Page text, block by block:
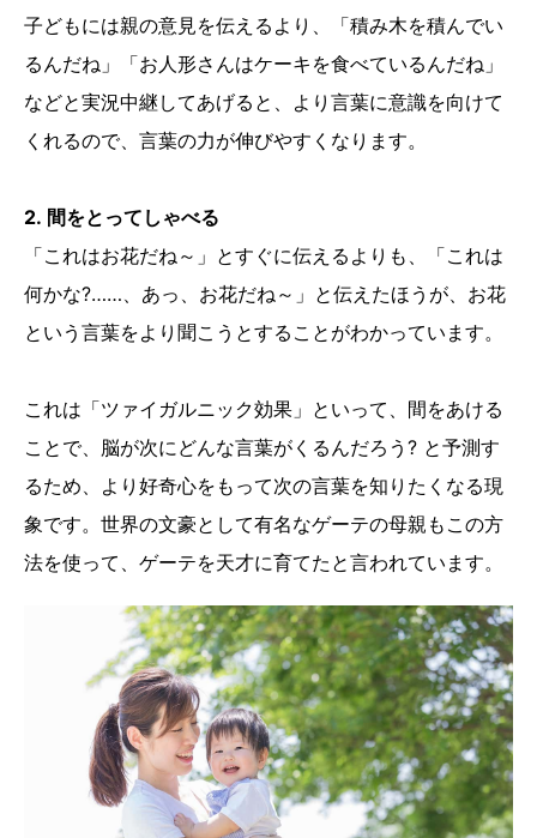
子どもには親の意見を伝えるより、「積み木を積んでい
るんだね」「お人形さんはケーキを食べているんだね」
などと実況中継してあげると、より言葉に意識を向けて
くれるので、言葉の力が伸びやすくなります。
2. 間をとってしゃべる
「これはお花だね～」とすぐに伝えるよりも、「これは
何かな?……、あっ、お花だね～」と伝えたほうが、お花
という言葉をより聞こうとすることがわかっています。
これは「ツァイガルニック効果」といって、間をあける
ことで、脳が次にどんな言葉がくるんだろう? と予測す
るため、より好奇心をもって次の言葉を知りたくなる現
象です。世界の文豪として有名なゲーテの母親もこの方
法を使って、ゲーテを天才に育てたと言われています。